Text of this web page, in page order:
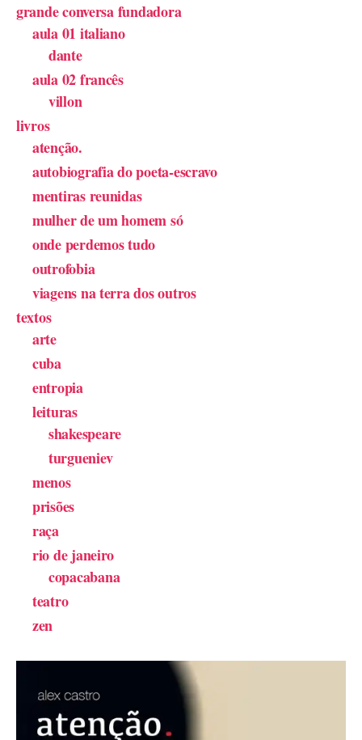
grande conversa fundadora
aula 01 italiano
dante
aula 02 francês
villon
livros
atenção.
autobiografia do poeta-escravo
mentiras reunidas
mulher de um homem só
onde perdemos tudo
outrofobia
viagens na terra dos outros
textos
arte
cuba
entropia
leituras
shakespeare
turgueniev
menos
prisões
raça
rio de janeiro
copacabana
teatro
zen